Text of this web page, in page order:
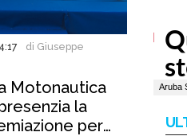
di Giuseppe
Motonautica
la
per